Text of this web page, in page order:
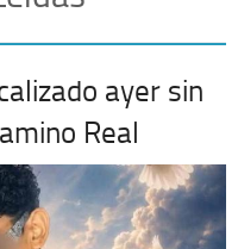
ayer sin
Real